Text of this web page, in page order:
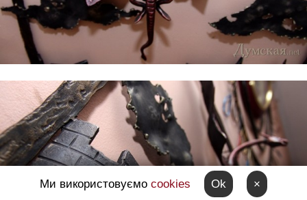
Ми використовуємо cookies Ok ×